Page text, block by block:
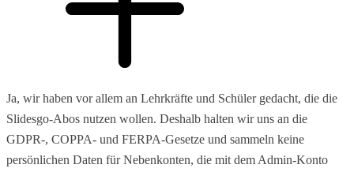
Ja, wir haben vor allem an Lehrkräfte und Schüler gedacht, die die
Slidesgo-Abos nutzen wollen. Deshalb halten wir uns an die
GDPR-, COPPA- und FERPA-Gesetze und sammeln keine
persönlichen Daten für Nebenkonten, die mit dem Admin-Konto